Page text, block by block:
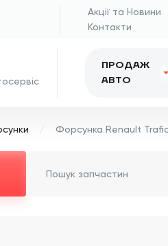
Акції та Новини
Контакти
ПРОДАЖ
АВТО